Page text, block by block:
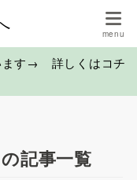
ます→ 詳しくはコチ
記事一覧